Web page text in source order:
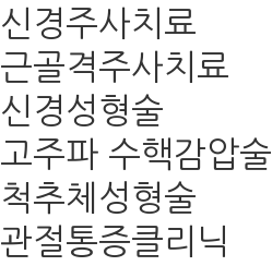
신경주사치료
근골격주사치료
신경성형술
고주파 수핵감압술
척추체성형술
관절통증클리닉